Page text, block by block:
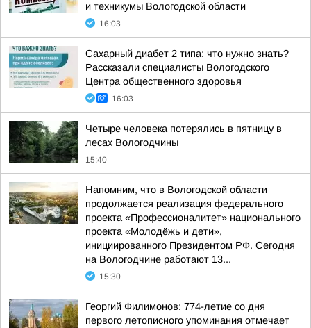
и техникумы Вологодской области
16:03
Сахарный диабет 2 типа: что нужно знать?
Рассказали специалисты Вологодского
Центра общественного здоровья
16:03
Четыре человека потерялись в пятницу в
лесах Вологодчины
15:40
Напомним, что в Вологодской области
продолжается реализация федерального
проекта «Профессионалитет» национального
проекта «Молодёжь и дети»,
инициированного Президентом РФ. Сегодня
на Вологодчине работают 13...
15:30
Георгий Филимонов: 774-летие со дня
первого летописного упоминания отмечает